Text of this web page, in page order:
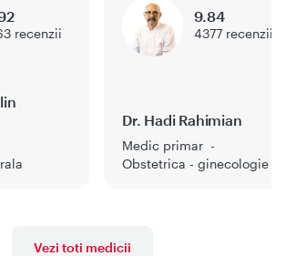
recenzii
Dr. Hadi Rahimian
Medic primar
Obstetrica - ginecologie
9.84
4377 recenzii
Vezi toti medicii